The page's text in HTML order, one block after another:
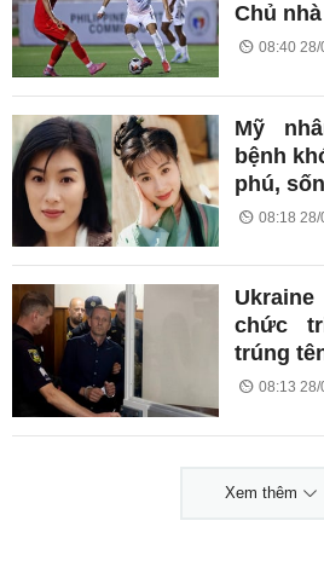
Chủ
08:40 28/
Mỹ
bệnh
phú,
08:18 28/
chức
trúng
08:13 28/
Xem thêm